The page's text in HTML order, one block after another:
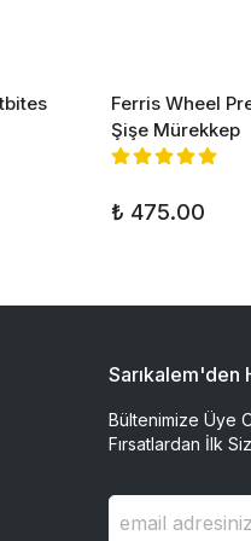
Ferris Wheel
Şişe Mürekkep
₺ 475.00
Sarıkalem'den
Bültenimize Üye
Fırsatlardan İlk